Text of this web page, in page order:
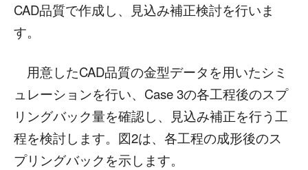
CAD品質で作成し、見込み補正検討を行いま
す。
用意したCAD品質の金型データを用いたシミ
ュレーションを行い、Case 3の各工程後のスプ
リングバック量を確認し、見込み補正を行う工
程を検討します。図2は、各工程の成形後のス
プリングバックを示します。